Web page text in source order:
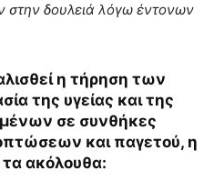
δουλειά λόγω έντονων
η τήρηση των
της υγείας και της
σε συνθήκες
και παγετού, η
τα ακόλουθα: